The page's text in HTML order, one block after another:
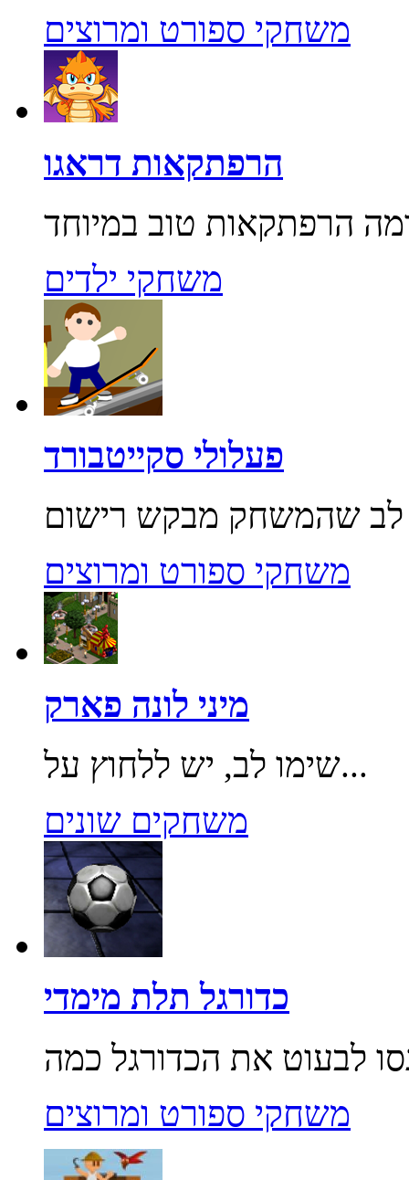
משחקי ספורט ומרוצים
הרפתקאות דראגו
משחקי ילדים
פעלולי סקייטבורד
משחקי ספורט ומרוצים
מיני לונה פארק
שימו לב, יש ללחוץ על...
משחקים שונים
כדורגל תלת מימדי
משחקי ספורט ומרוצים